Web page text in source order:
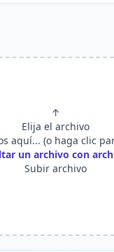
↑
Elija el archivo
aquí... (o haga clic
un archivo con
Subir archivo